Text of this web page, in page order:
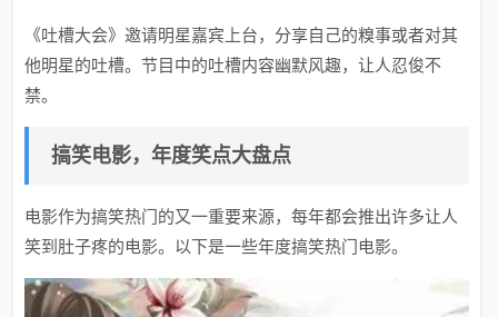
《吐槽大会》邀请明星嘉宾上台，分享自己的糗事或者对其
他明星的吐槽。节目中的吐槽内容幽默风趣，让人忍俊不
禁。
搞笑电影，年度笑点大盘点
电影作为搞笑热门的又一重要来源，每年都会推出许多让人
笑到肚子疼的电影。以下是一些年度搞笑热门电影。